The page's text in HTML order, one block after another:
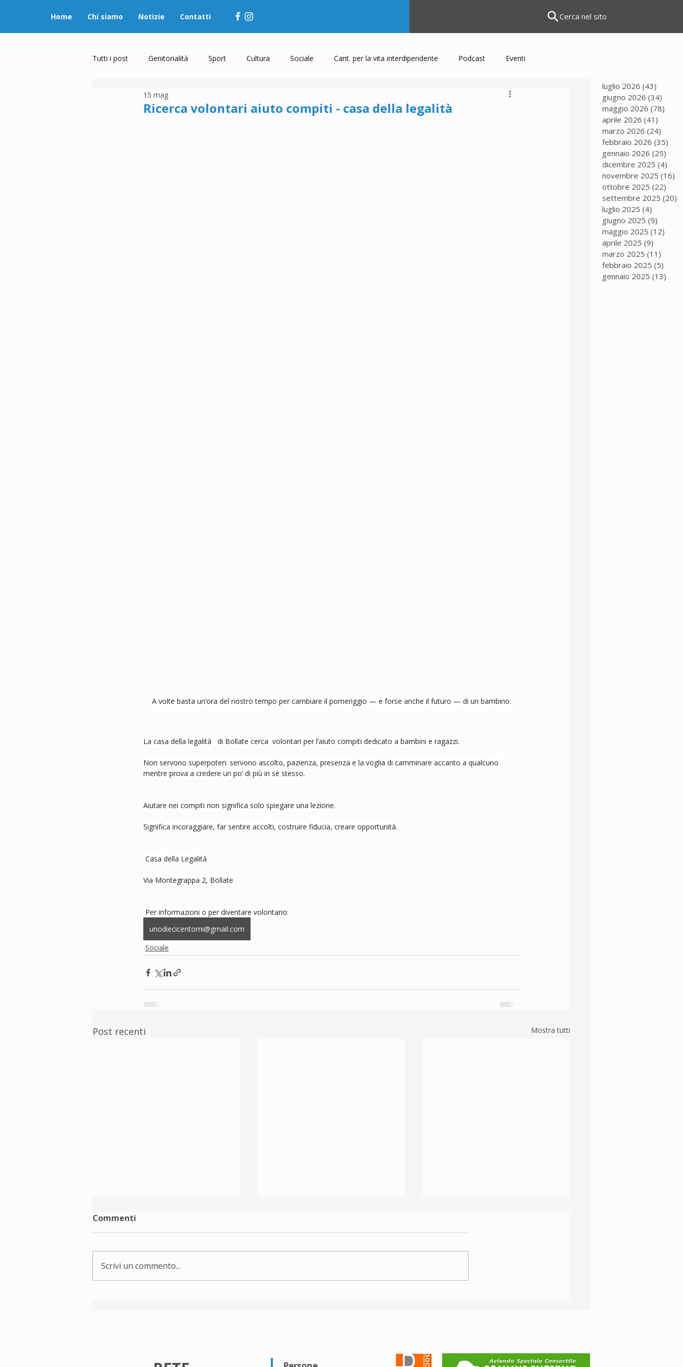
Home Chi siamo Notizie Contatti Cerca nel sito
Tutti i post Genitorialità Sport Cultura Sociale Cant. per la vita interdipendente Podcast Eventi
Ricerca volontari aiuto compiti - casa della legalità
15 mag
A volte basta un’ora del nostro tempo per cambiare il pomeriggio — e forse anche il futuro — di un bambino.
La casa della legalità   di Bollate cerca  volontari per l’aiuto compiti dedicato a bambini e ragazzi.
Non servono superpoteri: servono ascolto, pazienza, presenza e la voglia di camminare accanto a qualcuno
mentre prova a credere un po’ di più in sé stesso.
Aiutare nei compiti non significa solo spiegare una lezione.
Significa incoraggiare, far sentire accolti, costruire fiducia, creare opportunità.
Casa della Legalità
Via Montegrappa 2, Bollate
Per informazioni o per diventare volontario:
unodiecicentomi@gmail.com
Sociale
Post recenti Mostra tutti
Commenti
Scrivi un commento...
luglio 2026 (43)
giugno 2026 (34)
maggio 2026 (78)
aprile 2026 (41)
marzo 2026 (24)
febbraio 2026 (35)
gennaio 2026 (25)
dicembre 2025 (4)
novembre 2025 (16)
ottobre 2025 (22)
settembre 2025 (20)
luglio 2025 (4)
giugno 2025 (9)
maggio 2025 (12)
aprile 2025 (9)
marzo 2025 (11)
febbraio 2025 (5)
gennaio 2025 (13)